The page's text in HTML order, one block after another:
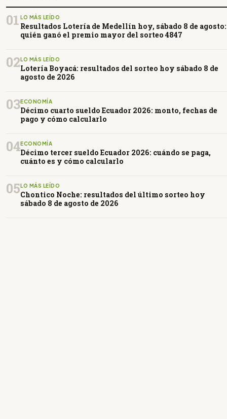
01 LO MÁS LEÍDO
Resultados Lotería de Medellín hoy, sábado 8 de agosto:
quién ganó el premio mayor del sorteo 4847
02LO MÁS LEÍDO
Lotería Boyacá: resultados del sorteo hoy sábado 8 de
agosto de 2026
03ECONOMÍA
Décimo cuarto sueldo Ecuador 2026: monto, fechas de
pago y cómo calcularlo
04ECONOMÍA
Décimo tercer sueldo Ecuador 2026: cuándo se paga,
cuánto es y cómo calcularlo
05LO MÁS LEÍDO
Chontico Noche: resultados del último sorteo hoy
sábado 8 de agosto de 2026